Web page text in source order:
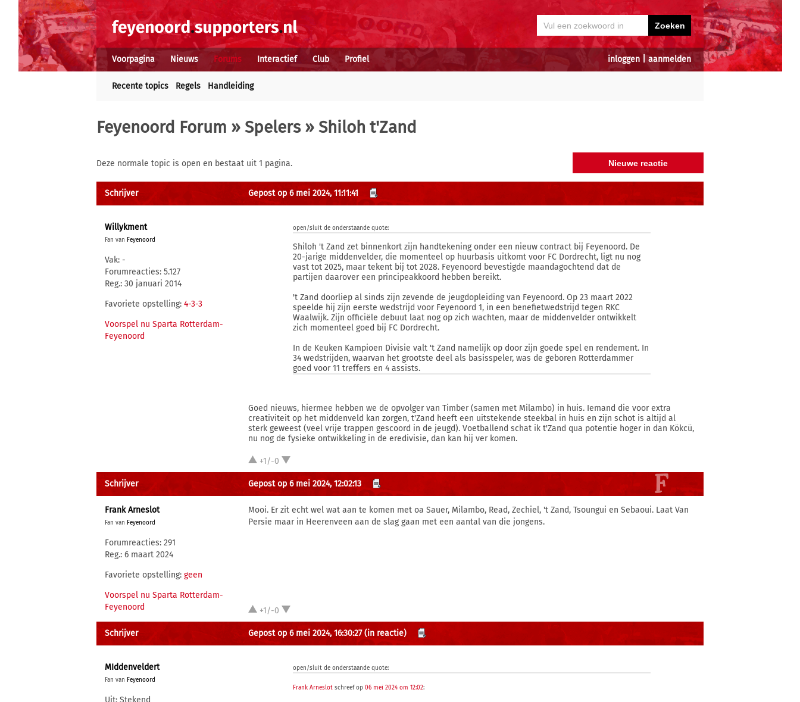
inloggen aanmelden
Voorpagina Nieuws Forums Interactief Club Profiel
Recente topics Regels Handleiding
Feyenoord Forum » Spelers» Shiloh t'Zand
Deze normale topic is open en bestaat uit 1 pagina.
Schrijver Gepost op 6 mei 2024, 11:11:41
Willykment
Fan van Feyenoord
Vak: -
Forumreacties: 5.127
Reg.: 30 januari 2014
Favoriete opstelling: 4-3-3
Voorspel nu Sparta Rotterdam-
Feyenoord
open/sluit de onderstaande quote:
Shiloh 't Zand zet binnenkort zijn handtekening onder een nieuw contract bij Feyenoord. De
20-jarige middenvelder, die momenteel op huurbasis uitkomt voor FC Dordrecht, ligt nu nog
vast tot 2025, maar tekent bij tot 2028. Feyenoord bevestigde maandagochtend dat de
partijen daarover een principeakkoord hebben bereikt.
't Zand doorliep al sinds zijn zevende de jeugdopleiding van Feyenoord. Op 23 maart 2022
speelde hij zijn eerste wedstrijd voor Feyenoord 1, in een benefietwedstrijd tegen RKC
Waalwijk. Zijn officiële debuut laat nog op zich wachten, maar de middenvelder ontwikkelt
zich momenteel goed bij FC Dordrecht.
In de Keuken Kampioen Divisie valt 't Zand namelijk op door zijn goede spel en rendement. In
34 wedstrijden, waarvan het grootste deel als basisspeler, was de geboren Rotterdammer
goed voor 11 treffers en 4 assists.
Goed nieuws, hiermee hebben we de opvolger van Timber (samen met Milambo) in huis. Iemand die voor extra
creativiteit op het middenveld kan zorgen, t'Zand heeft een uitstekende steekbal in huis en zijn schot is altijd al
sterk geweest (veel vrije trappen gescoord in de jeugd). Voetballend schat ik t'Zand qua potentie hoger in dan Kökcü,
nu nog de fysieke ontwikkeling in de eredivisie, dan kan hij ver komen.
+1/-0
Schrijver Gepost op 6 mei 2024, 12:02:13
Frank Arneslot
Fan van Feyenoord
Forumreacties: 291
Reg.: 6 maart 2024
Favoriete opstelling: geen
Voorspel nu Sparta Rotterdam-
Feyenoord
Mooi. Er zit echt wel wat aan te komen met oa Sauer, Milambo, Read, Zechiel, 't Zand, Tsoungui en Sebaoui. Laat Van
Persie maar in Heerenveen aan de slag gaan met een aantal van die jongens.
+1/-0
Schrijver Gepost op 6 mei 2024, 16:30:27 (in reactie)
MIddenveldert
Fan van Feyenoord
Uit: Stekend
open/sluit de onderstaande quote:
Frank Arneslot schreef op06 mei 2024 om 12:02: